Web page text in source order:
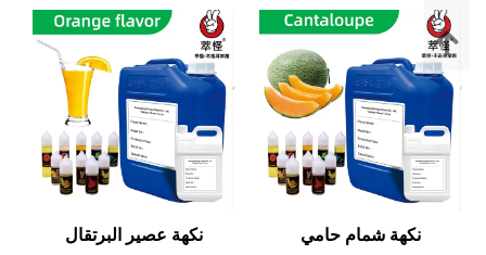
نكهة عصير البرتقال نكهة شمام حامي